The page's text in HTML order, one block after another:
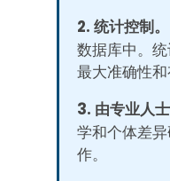
2. 统计控制。
数据库中。
最大准确性和
3. 由专业人士
学和个体差
作。